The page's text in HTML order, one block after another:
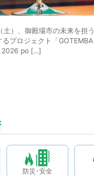
土）、御殿場市の未来を担う
プロジェクト「GOTEMBA
2026 po […]
防災･安全